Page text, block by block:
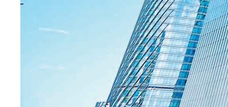
公司成立于2001年，并于2010年在深圳證券交易所創業板上市
（股票簡稱：英唐智控，股票代碼：300131），公司總部位于深
圳市寶安區海納百川總部大廈，主要從事電子元器件分銷、芯片
研發、設計及制造等業務，在全球四個國家或地區設立有22個分
公司或子公司，是中國領先的半導體元器件綜合解決方案供應商
之一。公司的發展歷程：2015年前主要從事智能控制器、智能家
居等產品的研發、生產及銷售。2015年公司先后完成并購華商
龍、海威思、柏健等從事電子元器件分銷的核心企業成...